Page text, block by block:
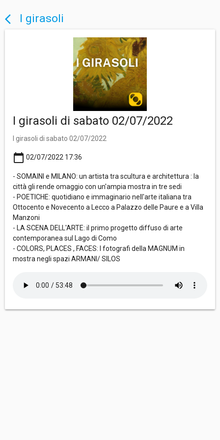
arrow_back_ios I girasoli
I girasoli di sabato 02/07/2022
I girasoli di sabato 02/07/2022
calendar_today 02/07/2022 17:36
- SOMAINI e MILANO: un artista tra scultura e architettura : la
città gli rende omaggio con un'ampia mostra in tre sedi
- POETICHE: quotidiano e immaginario nell'arte italiana tra
Ottocento e Novecento a Lecco a Palazzo delle Paure e a Villa
Manzoni
- LA SCENA DELL'ARTE: il primo progetto diffuso di arte
contemporanea sul Lago di Como
- COLORS, PLACES , FACES: I fotografi della MAGNUM in
mostra negli spazi ARMANI/ SILOS